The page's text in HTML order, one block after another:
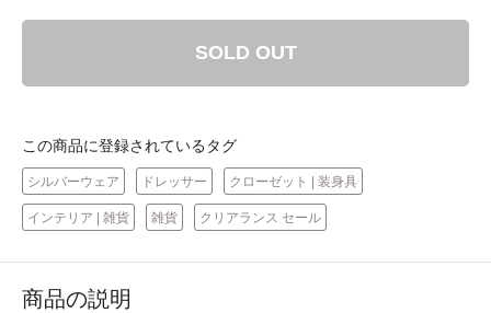
SOLD OUT
この商品に登録されているタグ
シルバーウェア ドレッサー クローゼット | 装身具
インテリア | 雑貨 雑貨 クリアランス セール
商品の説明